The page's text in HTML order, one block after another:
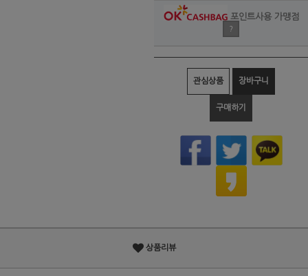
포인트사용 가맹점
?
관심상품 장바구니
구매하기
상품리뷰